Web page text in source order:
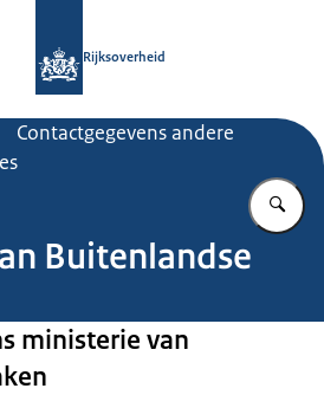
Rijksoverheid
Contactgegevens andere
Buitenlandse
ministerie van